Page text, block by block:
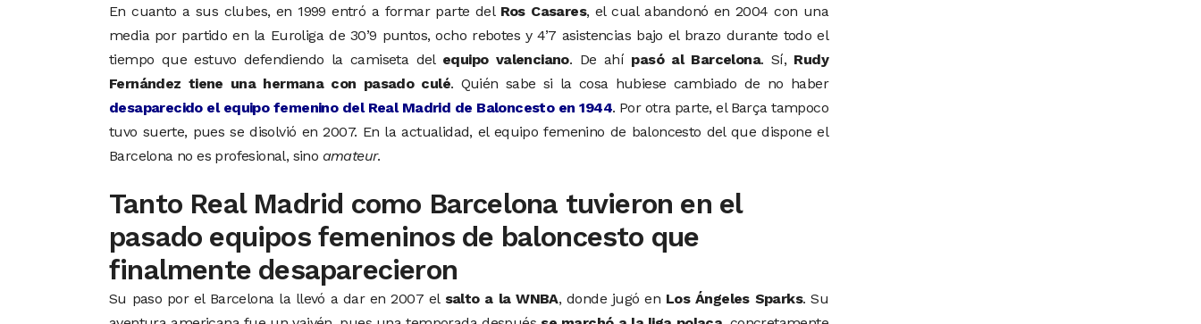
En cuanto a sus clubes, en 1999 entró a formar parte del Ros Casares, el cual abandonó en 2004 con una
media por partido en la Euroliga de 30’9 puntos, ocho rebotes y 4’7 asistencias bajo el brazo durante todo el
tiempo que estuvo defendiendo la camiseta del equipo valenciano. De ahí pasó al Barcelona. Sí, Rudy
Fernández tiene una hermana con pasado culé. Quién sabe si la cosa hubiese cambiado de no haber
desaparecido el equipo femenino del Real Madrid de Baloncesto en 1944. Por otra parte, el Barça tampoco
tuvo suerte, pues se disolvió en 2007. En la actualidad, el equipo femenino de baloncesto del que dispone el
Barcelona no es profesional, sino amateur.
Tanto Real Madrid como Barcelona tuvieron en el
pasado equipos femeninos de baloncesto que
finalmente desaparecieron
Su paso por el Barcelona la llevó a dar en 2007 el salto a la WNBA, donde jugó en Los Ángeles Sparks. Su